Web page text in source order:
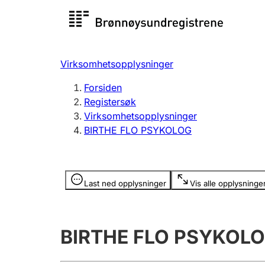
Registersøk
Registrere, endre, slette
Virksomhetsopplysninger
Forsiden
Registersøk
Virksomhetsopplysninger
BIRTHE FLO PSYKOLOG
Last ned opplysninger Vis alle
Opplysninger er skjult
BIRTHE FLO